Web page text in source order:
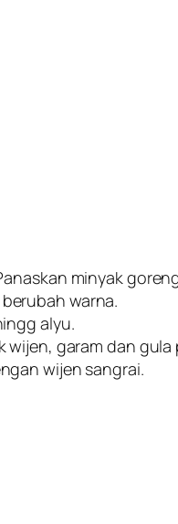
minyak
warna.
alyu.
garam dan gula
wijen sangrai.